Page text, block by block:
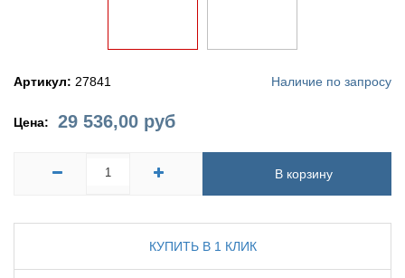
Артикул: 27841 Наличие по запросу
Цена: 29 536,00 руб
В корзину
КУПИТЬ В 1 КЛИК